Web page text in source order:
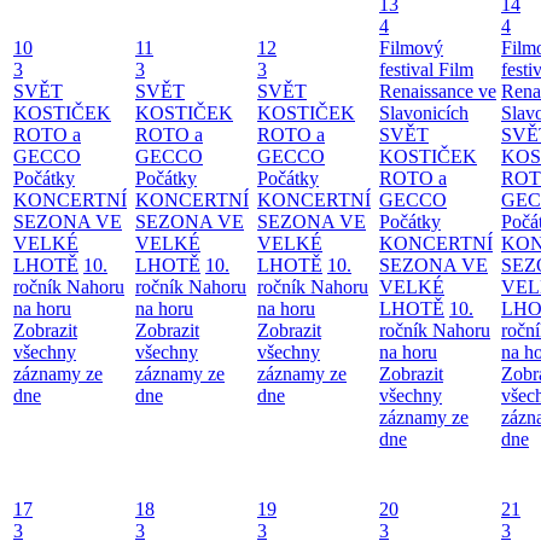
10
3
SVĚT
KOSTIČEK
ROTO a
GECCO
Počátky
KONCERTNÍ
SEZONA VE
VELKÉ
LHOTĚ 10.
ročník Nahoru
na horu
Zobrazit
všechny
záznamy ze
dne
11
3
SVĚT
KOSTIČEK
ROTO a
GECCO
Počátky
KONCERTNÍ
SEZONA VE
VELKÉ
LHOTĚ 10.
ročník Nahoru
na horu
Zobrazit
všechny
záznamy ze
dne
12
3
SVĚT
KOSTIČEK
ROTO a
GECCO
Počátky
KONCERTNÍ
SEZONA VE
VELKÉ
LHOTĚ 10.
ročník Nahoru
na horu
Zobrazit
všechny
záznamy ze
dne
13
4
Filmový
festival Film
Renaissance ve
Slavonicích
SVĚT
KOSTIČEK
ROTO a
GECCO
Počátky
KONCERTNÍ
SEZONA VE
VELKÉ
LHOTĚ 10.
ročník Nahoru
na horu
Zobrazit
všechny
záznamy ze
dne
14
4
na
dne
17
3
18
3
19
3
20
3
21
3